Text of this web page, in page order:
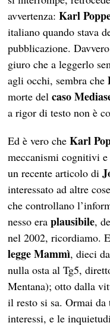
avvertenza:Karl
italiano quando stava
pubblicazione.
giuro che a leggerlo
agli occhi, sembra che
morte delcaso
a rigor di testo non è
Ed è vero cheKarl
meccanismi cognitivi
un recente articolo di
interessato ad altre
che controllano
nesso eraplausibile,
nel 2002, ricordiamo.
legge Mammì, dieci
nulla osta al Tg5,
Mentana); otto dalla
il resto si sa. Ormai
interessi, e le